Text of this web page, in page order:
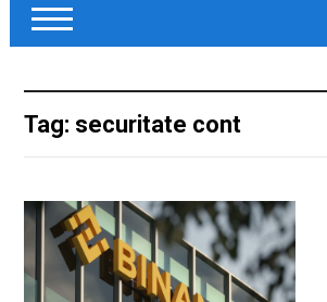
Tag: securitate cont